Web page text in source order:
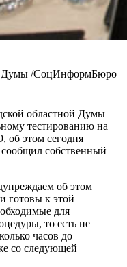
Думы /СоцИнформБюро
областной Думы
тестированию на
об этом сегодня
собственный
об этом
готовы к этой
для
то есть не
часов до
со следующей